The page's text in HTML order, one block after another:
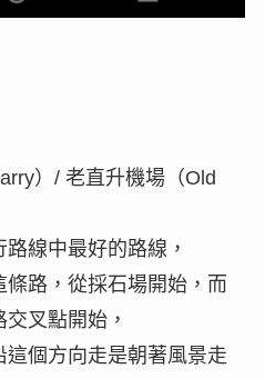
）/ 老直升機場（Old
線中最好的路線，
路，從採石場開始，而
叉點開始，
個方向走是朝著風景走